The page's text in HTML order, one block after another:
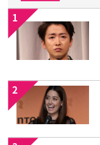
1
2